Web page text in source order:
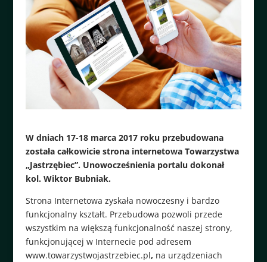
W dniach 17-18 marca 2017 roku przebudowana
została całkowicie strona internetowa Towarzystwa
„Jastrzębiec”. Unowocześnienia portalu dokonał
kol. Wiktor Bubniak.
Strona Internetowa zyskała nowoczesny i bardzo
funkcjonalny kształt. Przebudowa pozwoli przede
wszystkim na większą funkcjonalność naszej strony,
funkcjonującej w Internecie pod adresem
www.towarzystwojastrzebiec.pl, na urządzeniach